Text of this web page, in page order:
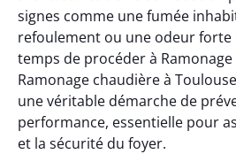
signes comme une fumée
refoulement ou une odeur forte
temps de procéder à
Ramonage chaudière à
une véritable démarche de
performance, essentielle pour
et la sécurité du foyer.